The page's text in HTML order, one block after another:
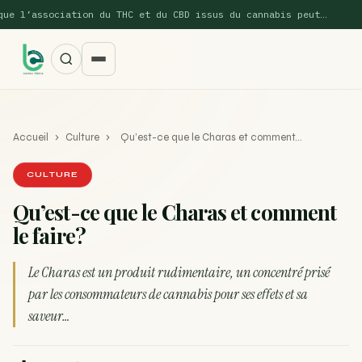
du THC et du CBD issus du cannabis peut…
SUGGESTIONS POPULAIRES
Une nouvelle étude montre que la vaporisation du
cannabis réduit de 99…
ACTU
La recette du Space Cake
Accueil › Culture › Qu’est-ce que le Charas et comment…
CULTURE
Qu’est-ce que le Charas et comment
le faire?
Le Charas est un produit rudimentaire, un concentré prisé
par les consommateurs de cannabis pour ses effets et sa
saveur…